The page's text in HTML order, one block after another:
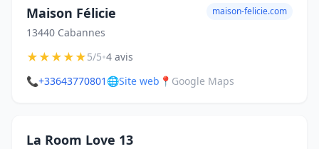
Maison Félicie
13440 Cabannes
maison-felicie.com
★★★★★5/5•4 avis
📞+33643770801 🌐Site web 📍 Google Maps
La Room Love 13